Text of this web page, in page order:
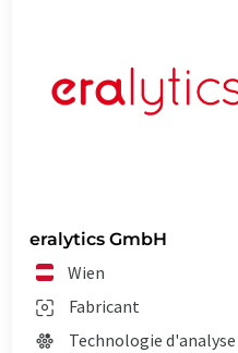
eralytics GmbH
Wien
Fabricant
Technologie d'analyse